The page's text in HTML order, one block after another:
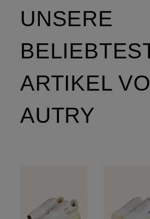
UNSERE
ARTIKEL
AUTRY